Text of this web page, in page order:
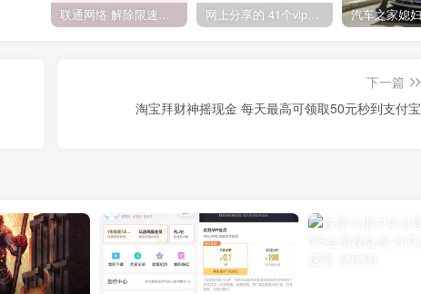
联通网络 解除限速方法参考！畅享、畅玩、老白干等及其它地区自测了 网上分享的 41个vip解析接口 有需要的拿去~ 免费看全网VIP会员视频
下一篇
淘宝拜财神摇现金 每天最高可领取50元秒到支付宝